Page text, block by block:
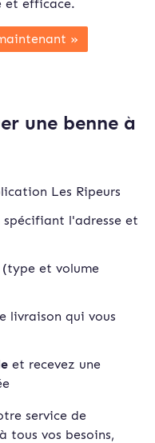
et efficace.
»
une benne à
Les Ripeurs
spécifiant l'adresse et
(type et volume
livraison qui vous
et recevez une
service de
tous vos besoins,